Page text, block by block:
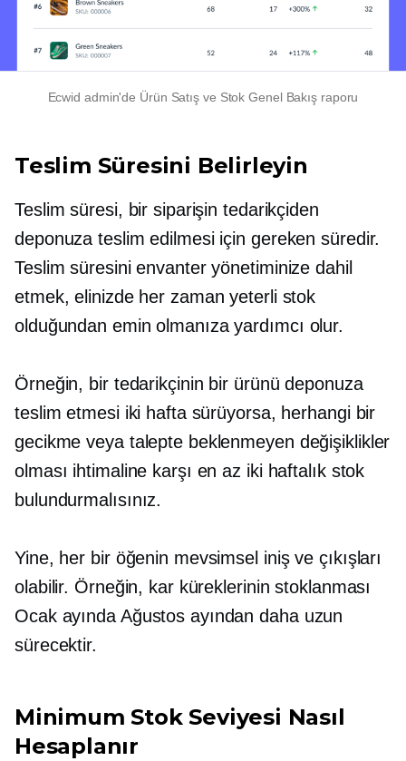
Ecwid admin'de Ürün Satış ve Stok Genel Bakış raporu
Teslim Süresini Belirleyin
Teslim süresi, bir siparişin tedarikçiden
deponuza teslim edilmesi için gereken süredir.
Teslim süresini envanter yönetiminize dahil
etmek, elinizde her zaman yeterli stok
olduğundan emin olmanıza yardımcı olur.
Örneğin, bir tedarikçinin bir ürünü deponuza
teslim etmesi iki hafta sürüyorsa, herhangi bir
gecikme veya talepte beklenmeyen değişiklikler
olması ihtimaline karşı en az iki haftalık stok
bulundurmalısınız.
Yine, her bir öğenin mevsimsel iniş ve çıkışları
olabilir. Örneğin, kar küreklerinin stoklanması
Ocak ayında Ağustos ayından daha uzun
sürecektir.
Minimum Stok Seviyesi Nasıl
Hesaplanır